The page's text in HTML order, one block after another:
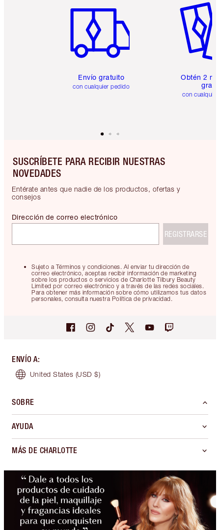
Envío gratuito
con cualquier pedido
Obtén 2
gratis
con
SUSCRÍBETE PARA RECIBIR NUESTRAS
NOVEDADES
Entérate antes que nadie de los productos, ofertas y
consejos
Sujeto a Términos y condiciones. Al enviar tu dirección de
correo electrónico, aceptas recibir información de marketing
sobre los productos o servicios de Charlotte Tilbury Beauty
Limited por correo electrónico y a través de las redes sociales.
Para obtener más información sobre cómo utilizamos tus datos
personales, consulta nuestra Política de privacidad.
Dirección de correo electrónico
REGISTRARSE
ENVÍO A:
United States (USD $)
SOBRE
AYUDA
MÁS DE CHARLOTTE